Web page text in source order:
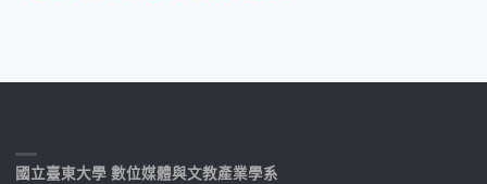
國立臺東大學 數位媒體與文教產業學系